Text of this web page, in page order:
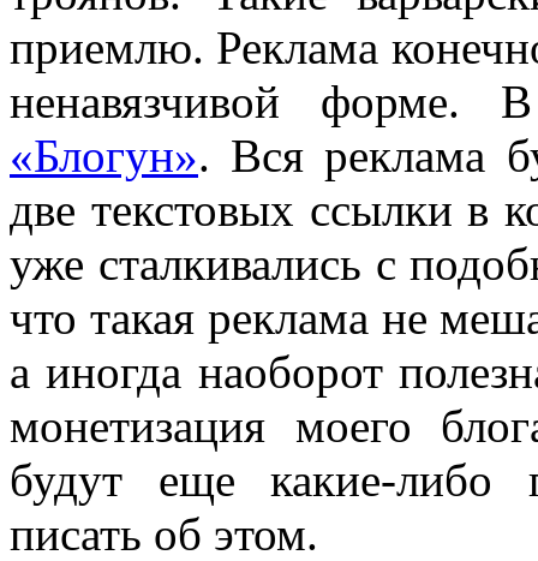
приемлю. Реклама
ненавязчивой форме.
«Блогун». Вся реклама
две текстовых ссылки в
уже сталкивались с
что такая реклама не
а иногда наоборот
монетизация моего
будут еще какие-либо
писать об этом.